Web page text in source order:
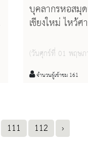
บุคลากรหอสมุ
เชียงใหม่ ไหว้
(วันศุกร์ที่ 01 พฤษ
จำนวนผู้เข้าชม 161
111 112 ›